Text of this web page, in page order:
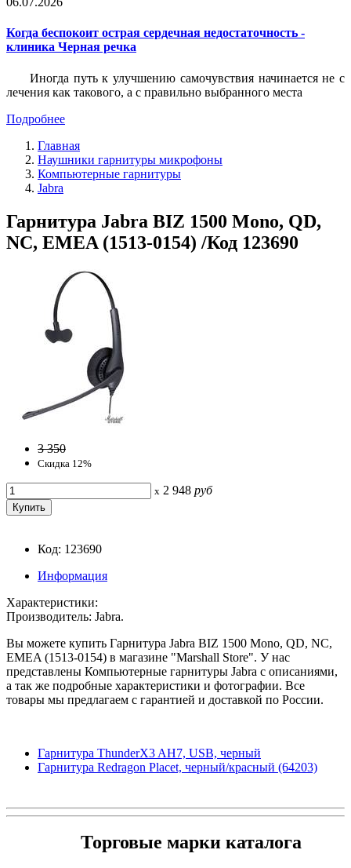
Когда беспокоит острая сердечная недостаточность -
клиника Черная речка
Иногда путь к улучшению самочувствия начинается не с
лечения как такового, а с правильно выбранного места
Подробнее
Главная
Наушники гарнитуры микрофоны
Компьютерные гарнитуры
Jabra
Гарнитура Jabra BIZ 1500 Mono, QD,
NC, EMEA (1513-0154) /Код 123690
3 350
Скидка 12%
x 2 948 руб
Код: 123690
Информация
Характеристики:
Производитель: Jabra.
Вы можете купить Гарнитура Jabra BIZ 1500 Mono, QD, NC,
EMEA (1513-0154) в магазине "Marshall Store". У нас
представлены Компьютерные гарнитуры Jabra с описаниями,
а так же подробные характеристики и фотографии. Все
товары мы предлагаем с гарантией и доставкой по России.
Гарнитура ThunderX3 AH7, USB, черный
Гарнитура Redragon Placet, черный/красный (64203)
Торговые марки каталога